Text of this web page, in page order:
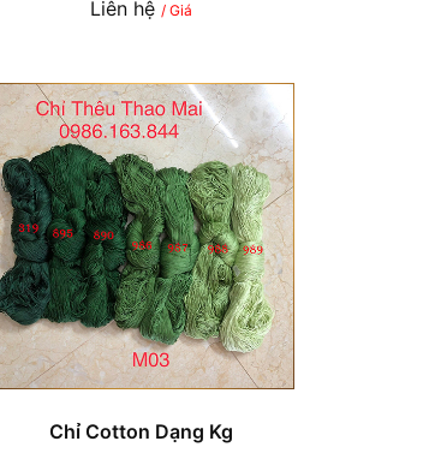
Liên hệ / Giá
Chỉ Cotton Dạng Kg